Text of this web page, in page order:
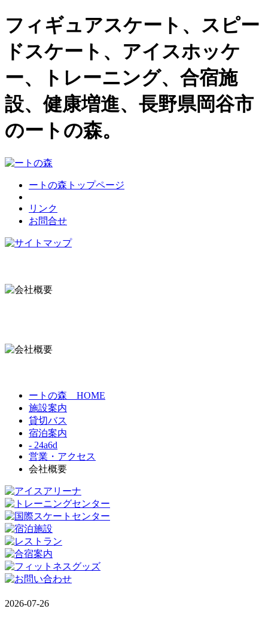
フィギュアスケート、スピー
ドスケート、アイスホッケ
ー、トレーニング、合宿施
設、健康増進、長野県岡谷市
のートの森。
ートの森トップページ
リンク
お問合せ
ートの森 HOME
施設案内
貸切バス
宿泊案内
- 24a6d
営業・アクセス
会社概要
2026-07-26